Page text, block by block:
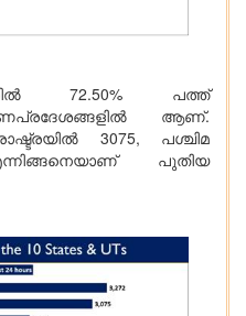
72.50% പത്ത്
ആണ്.
3075, പശ്ചിമ
പുതിയ